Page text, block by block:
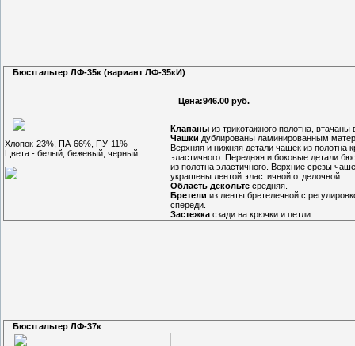
Бюстгальтер ЛФ-35к (вариант ЛФ-35кИ)
Хлопок-23%, ПА-66%, ПУ-11%
Цвета - белый, бежевый, черный
Цена:946.00 руб.
Клапаны из трикотажного полотна, втачаны
Чашки дублированы ламинированным
Верхняя и нижняя детали чашек из полотна
эластичного. Передняя и боковые детали
из полотна эластичного. Верхние срезы
украшены лентой эластичной отделочной.
Область декольте средняя.
Бретели из ленты бретелечной с
спереди.
Застежка сзади на крючки и петли.
Бюстгальтер ЛФ-37к